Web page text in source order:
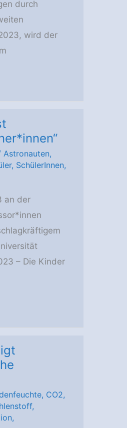
durch
wird der
Astronauten,
, SchülerInnen,
an der
– Die Kinder
, CO2,
,
,